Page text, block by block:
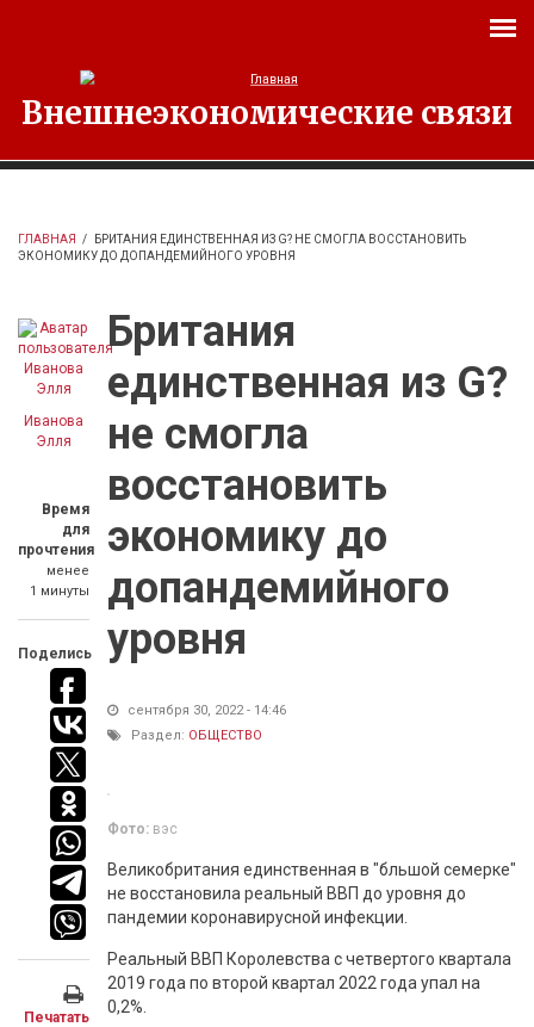
Внешнеэкономические связи
ГЛАВНАЯ /
БРИТАНИЯ ЕДИНСТВЕННАЯ ИЗ G? НЕ СМОГЛА ВОССТАНОВИТЬ
ЭКОНОМИКУ ДО ДОПАНДЕМИЙНОГО УРОВНЯ
Иванова
Элля
Время
для
прочтения
менее
1 минуты
Поделись
Печатать
Британия
единственная из G?
не смогла
восстановить
экономику до
допандемийного
уровня
сентября 30, 2022 - 14:46
Раздел: ОБЩЕСТВО
Фото: вэс
Великобритания единственная в "бльшой семерке"
не восстановила реальный ВВП до уровня до
пандемии коронавирусной инфекции.
Реальный ВВП Королевства с четвертого квартала
2019 года по второй квартал 2022 года упал на
0,2%.